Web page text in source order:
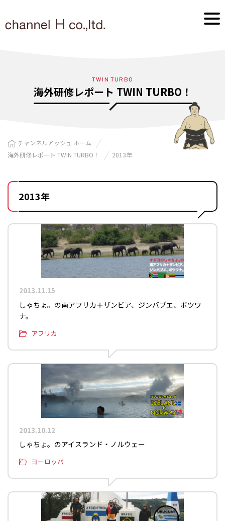
TWIN TURBO
海外研修レポート TWIN TURBO！
チャンネルアッシュ ホーム
海外研修レポート TWIN TURBO！
2013年
2013年
2013.11.15
しゃちょ。の南アフリカ＋ザンビア、ジンバブエ、ボツワ
ナ。
アフリカ
2013.10.12
しゃちょ。のアイスランド・ノルウェー
ヨーロッパ